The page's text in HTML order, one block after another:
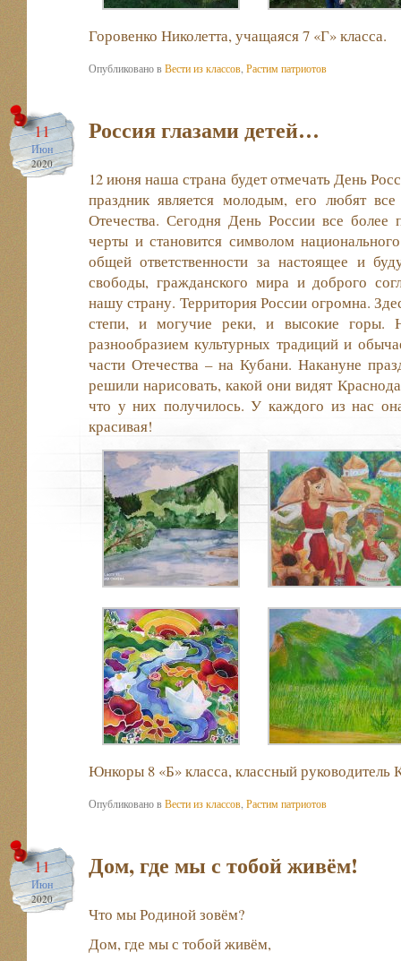
Горовенко Николетта, учащаяся 7 «Г» класса.
Опубликовано вВести из классов Растим патриотов
11
Июн
2020
Россия глазами детей…
12 июня наша страна будет отмечать День
праздник является молодым, его любят
Отечества. Сегодня День России все более
черты и становится символом
общей ответственности за настоящее и
свободы, гражданского мира и доброго
нашу страну. Территория России огромна.
степи, и могучие реки, и высокие горы.
разнообразием культурных традиций и
части Отечества – на Кубани. Накануне
решили нарисовать, какой они видят
что у них получилось. У каждого из нас
красивая!
Юнкоры 8 «Б» класса, классный руководитель
Опубликовано вВести из классов Растим патриотов
11
Июн
2020
Дом, где мы с тобой живём!
Что мы Родиной зовём?
Дом, где мы с тобой живём,